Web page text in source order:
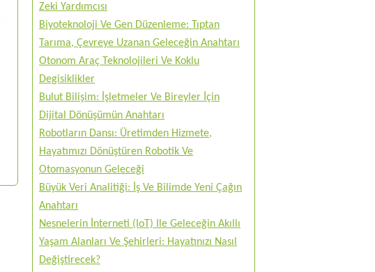
Zeki Yardımcısı
Biyoteknoloji Ve Gen Düzenleme: Tıptan
Tarıma, Çevreye Uzanan Geleceğin Anahtarı
Otonom Araç Teknolojileri Ve Koklu
Degisiklikler
Bulut Bilişim: İşletmeler Ve Bireyler İçin
Dijital Dönüşümün Anahtarı
Robotların Dansı: Üretimden Hizmete,
Hayatımızı Dönüştüren Robotik Ve
Otomasyonun Geleceği
Büyük Veri Analitiği: İş Ve Bilimde Yeni Çağın
Anahtarı
Nesnelerin İnterneti (IoT) Ile Geleceğin Akıllı
Yaşam Alanları Ve Şehirleri: Hayatınızı Nasıl
Değiştirecek?